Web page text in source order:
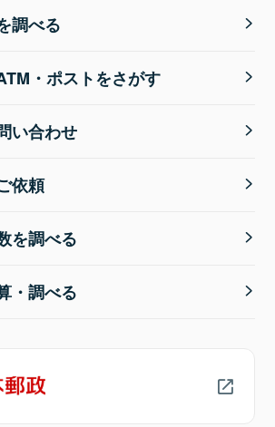
調べる
・ポストをさがす
い合わせ
依頼
を調べる
・調べる